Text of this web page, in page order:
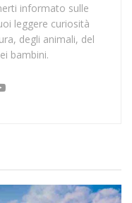
informato sulle
leggere curiosità
degli animali, del
bambini.